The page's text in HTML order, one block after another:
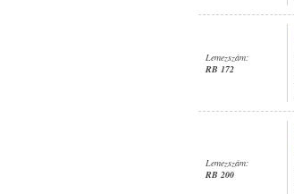
Lemezszám:
RB 172
Lemezszám:
RB 200